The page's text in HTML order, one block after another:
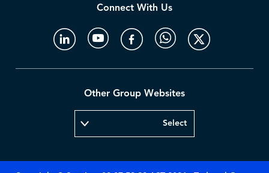
Connect With Us
Other Group Websites